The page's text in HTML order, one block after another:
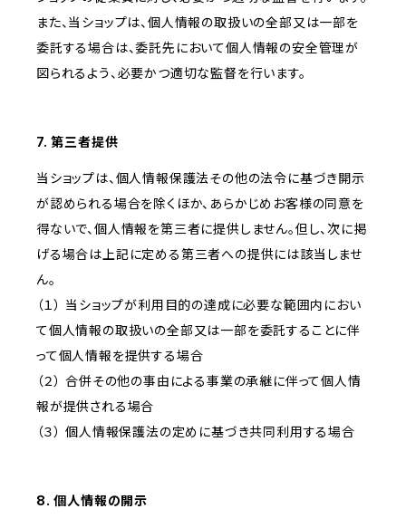
また、当ショップは、個人情報の取扱いの全部又は一部を
委託する場合は、委託先において個人情報の安全管理が
図られるよう、必要かつ適切な監督を行います。
7. 第三者提供
当ショップは、個人情報保護法その他の法令に基づき開示
が認められる場合を除くほか、あらかじめお客様の同意を
得ないで、個人情報を第三者に提供しません。但し、次に掲
げる場合は上記に定める第三者への提供には該当しませ
ん。
（１） 当ショップが利用目的の達成に必要な範囲内におい
て個人情報の取扱いの全部又は一部を委託することに伴
って個人情報を提供する場合
（２） 合併その他の事由による事業の承継に伴って個人情
報が提供される場合
（３） 個人情報保護法の定めに基づき共同利用する場合
8. 個人情報の開示